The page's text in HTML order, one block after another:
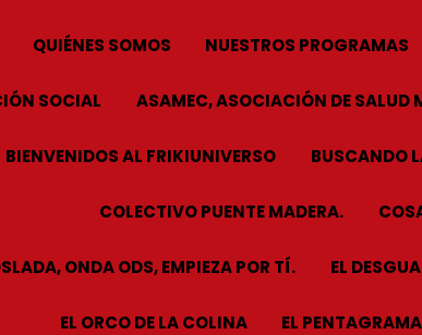
QUIÉNES SOMOS NUESTROS PROGRAMAS
SOCIAL ASAMEC, ASOCIACIÓN DE SALUD
BIENVENIDOS AL FRIKIUNIVERSO BUSCANDO
COLECTIVO PUENTE MADERA.
ONDA ODS, EMPIEZA POR TÍ. EL
EL ORCO DE LA COLINA EL